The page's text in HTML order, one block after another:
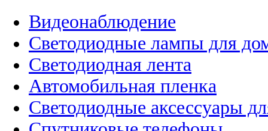
Видеонаблюдение
Светодиодные лампы для
Светодиодная лента
Автомобильная пленка
Светодиодные аксессуары